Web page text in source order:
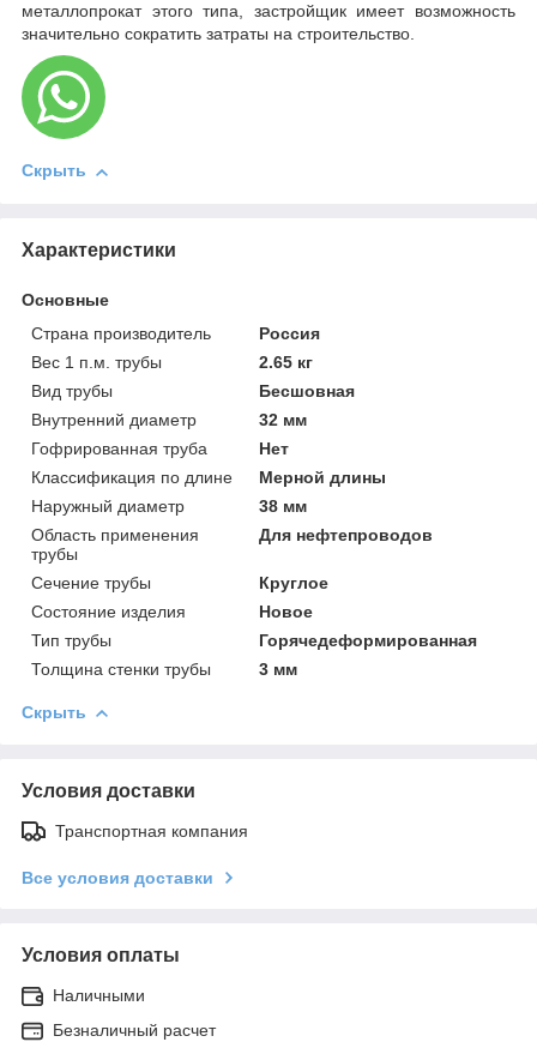
металлопрокат этого типа, застройщик имеет возможность
значительно сократить затраты на строительство.
Скрыть
Характеристики
Основные
Страна производитель
Россия
Вес 1 п.м. трубы
2.65 кг
Вид трубы
Бесшовная
Внутренний диаметр
32 мм
Гофрированная труба
Нет
Классификация по длине
Мерной длины
Наружный диаметр
38 мм
Область применения
трубы
Для нефтепроводов
Сечение трубы
Круглое
Состояние изделия
Новое
Тип трубы
Горячедеформированная
Толщина стенки трубы
3 мм
Скрыть
Условия доставки
Транспортная компания
Все условия доставки
Условия оплаты
Наличными
Безналичный расчет